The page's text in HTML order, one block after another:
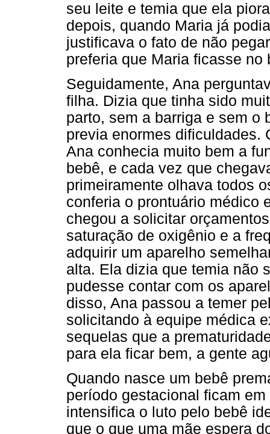
seu leite e temia que ela
depois, quando Maria já
justificava o fato de não
preferia que Maria ficasse
Seguidamente, Ana
filha. Dizia que tinha sido
parto, sem a barriga e sem o
previa enormes dificuldades.
Ana conhecia muito bem a
bebê, e cada vez que
primeiramente olhava todos
conferia o prontuário médico
chegou a solicitar
saturação de oxigênio e a
adquirir um aparelho
alta. Ela dizia que temia não
pudesse contar com os
disso, Ana passou a temer
solicitando à equipe médica
sequelas que a
para ela ficar bem, a gente
Quando nasce um bebê
período gestacional ficam
intensifica o luto pelo bebê
que o que uma mãe espera